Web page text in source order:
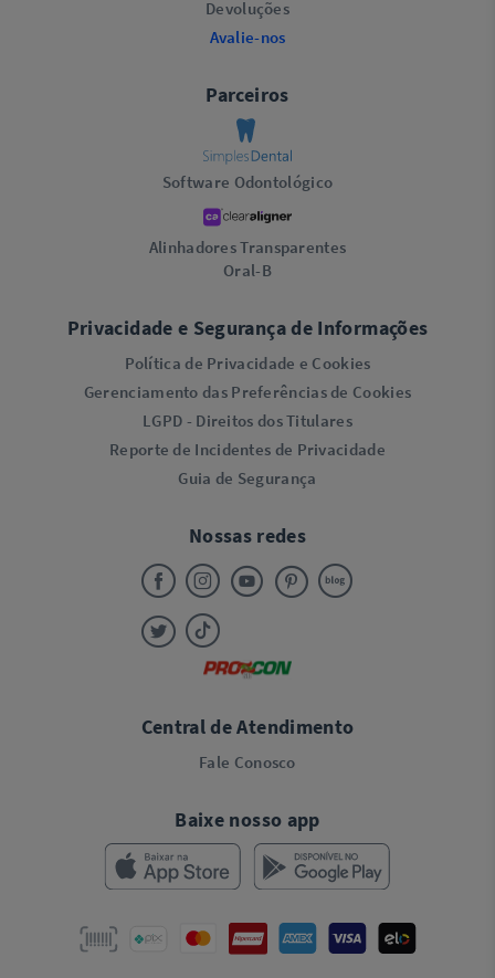
Devoluções
Avalie-nos
Parceiros
Software Odontológico
Alinhadores Transparentes
Oral-B
Privacidade e Segurança de Informações
Política de Privacidade e Cookies
Gerenciamento das Preferências de Cookies
LGPD - Direitos dos Titulares
Reporte de Incidentes de Privacidade
Guia de Segurança
Nossas redes
Central de Atendimento
Fale Conosco
Baixe nosso app